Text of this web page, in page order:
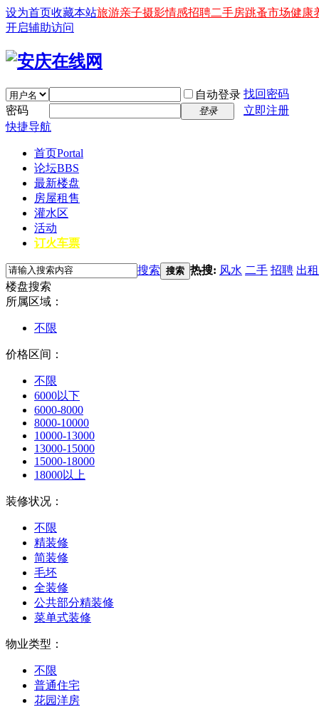
设为首页收藏本站旅游亲子摄影情感招聘二手房跳蚤市场健康
开启辅助访问
自动登录 找回密码
密码
登录
立即注册
快捷导航
首页Portal
论坛BBS
最新楼盘
房屋租售
灌水区
活动
订火车票
搜索 搜索 热搜: 风水 二手 招聘 出租
楼盘搜索
所属区域：
不限
价格区间：
不限
6000以下
6000-8000
8000-10000
10000-13000
13000-15000
15000-18000
18000以上
装修状况：
不限
精装修
简装修
毛坯
全装修
公共部分精装修
菜单式装修
物业类型：
不限
普通住宅
花园洋房